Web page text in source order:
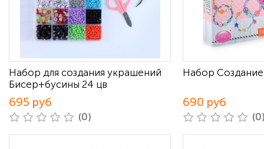
Набор для создания украшений
Бисер+бусины 24 цв
695 руб
(0)
Набор
690 руб